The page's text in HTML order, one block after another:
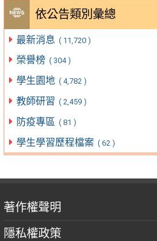
依公告類別彙總
最新消息 ( 11,720 )
榮譽榜 ( 304 )
學生園地 ( 4,782 )
教師研習 ( 2,459 )
防疫專區 ( 81 )
學生學習歷程檔案 ( 62 )
著作權聲明
隱私權政策